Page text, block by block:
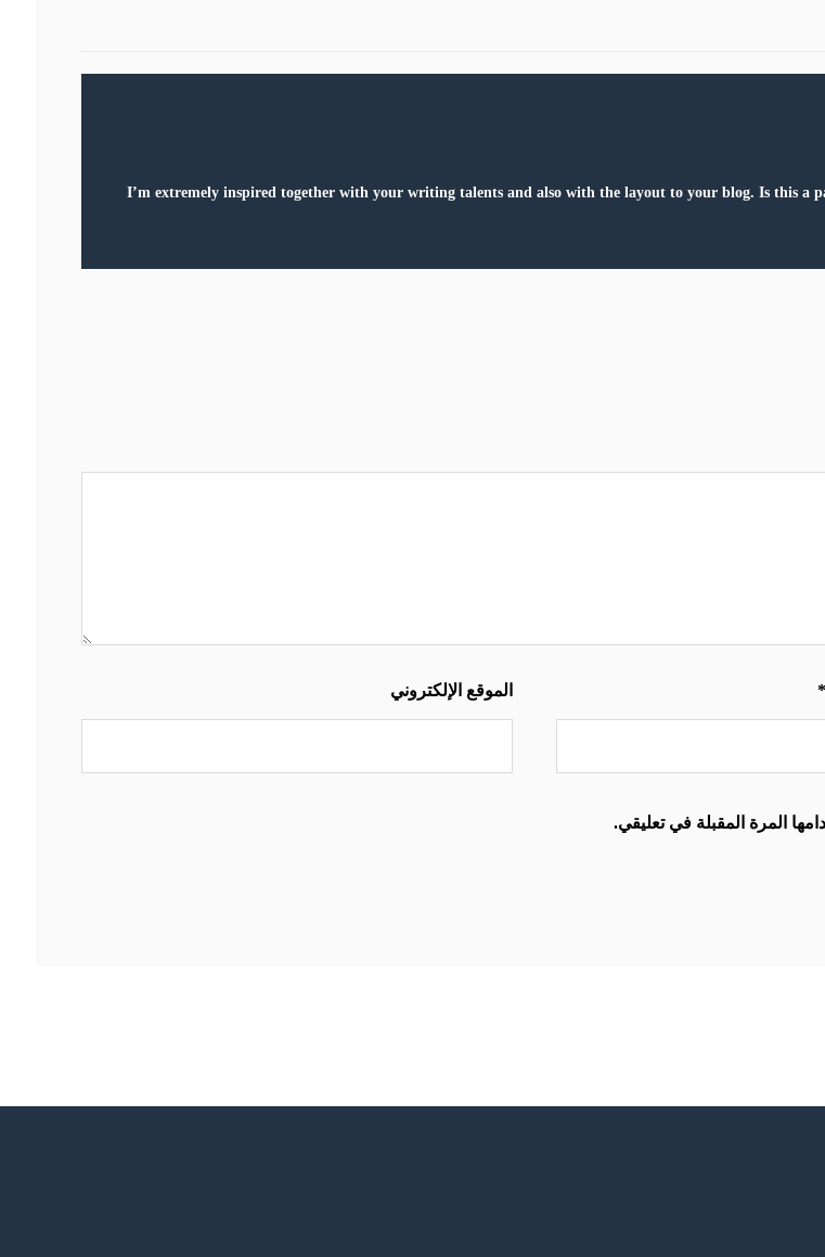
I’m extremely inspired together with your writing talents and also with the layout to your blog. Is this a
* الموقع الإلكتروني
المرة المقبلة في تعليقي.